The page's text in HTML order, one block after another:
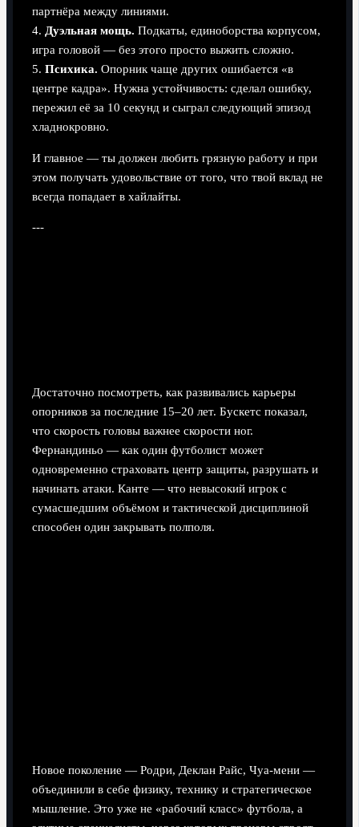
партнёра между линиями.
4. Дуэльная мощь. Подкаты, единоборства корпусом,
игра головой — без этого просто выжить сложно.
5. Психика. Опорник чаще других ошибается «в
центре кадра». Нужна устойчивость: сделал ошибку,
пережил её за 10 секунд и сыграл следующий эпизод
хладнокровно.
И главное — ты должен любить грязную работу и при
этом получать удовольствие от того, что твой вклад не
всегда попадает в хайлайты.
---
Достаточно посмотреть, как развивались карьеры
опорников за последние 15–20 лет. Бускетс показал,
что скорость головы важнее скорости ног.
Фернандиньо — как один футболист может
одновременно страховать центр защиты, разрушать и
начинать атаки. Канте — что невысокий игрок с
сумасшедшим объёмом и тактической дисциплиной
способен один закрывать полполя.
Новое поколение — Родри, Деклан Райс, Чуа-мени —
объединили в себе физику, технику и стратегическое
мышление. Это уже не «рабочий класс» футбола, а